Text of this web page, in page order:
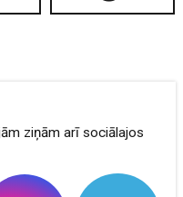
ziņām arī sociālajos